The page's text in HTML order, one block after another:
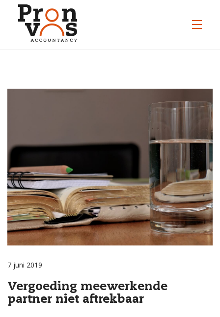
7 juni 2019
Vergoeding meewerkende
partner niet aftrekbaar